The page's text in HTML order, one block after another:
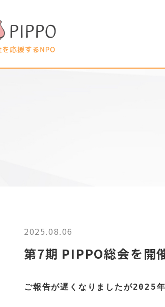
2025.08.06
第7期 PIPPO総会を開
ご報告が遅くなりましたが2025